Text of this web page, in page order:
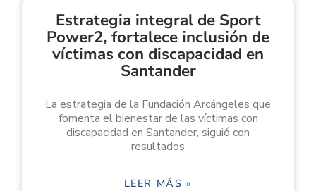
Estrategia integral de Sport
Power2, fortalece inclusión de
víctimas con discapacidad en
Santander
La estrategia de la Fundación Arcángeles que
fomenta el bienestar de las víctimas con
discapacidad en Santander, siguió con
resultados
LEER MÁS »